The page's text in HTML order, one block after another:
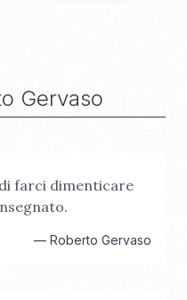
Gervaso
farci dimenticare
— Roberto Gervaso